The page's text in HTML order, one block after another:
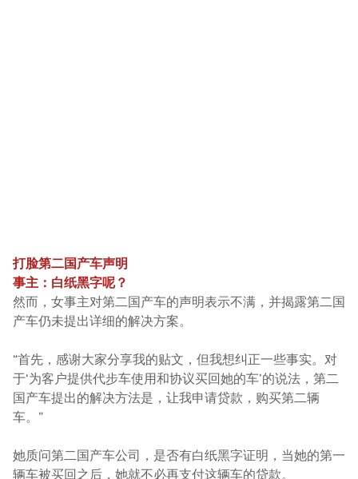
打脸第二国产车声明
事主：白纸黑字呢？
然而，女事主对第二国产车的声明表示不满，并揭露第二国
产车仍未提出详细的解决方案。
“首先，感谢大家分享我的贴文，但我想纠正一些事实。对
于‘为客户提供代步车使用和协议买回她的车’的说法，第二
国产车提出的解决方法是，让我申请贷款，购买第二辆
车。”
她质问第二国产车公司，是否有白纸黑字证明，当她的第一
辆车被买回之后，她就不必再支付这辆车的贷款。